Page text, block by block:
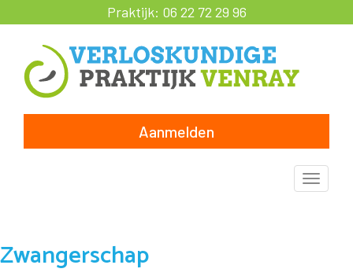
Praktijk: 06 22 72 29 96
Aanmelden
Toggle
Zwangerschap